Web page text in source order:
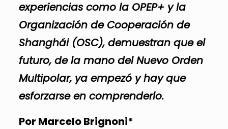
experiencias como la OPEP+ y la
Organización de Cooperación de
Shanghái (OSC), demuestran que el
futuro, de la mano del Nuevo Orden
Multipolar, ya empezó y hay que
esforzarse en comprenderlo.
Por Marcelo Brignoni*